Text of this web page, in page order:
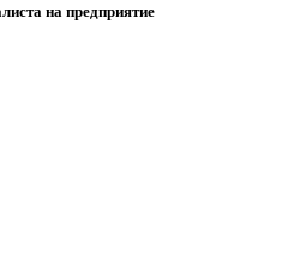
на предприятие